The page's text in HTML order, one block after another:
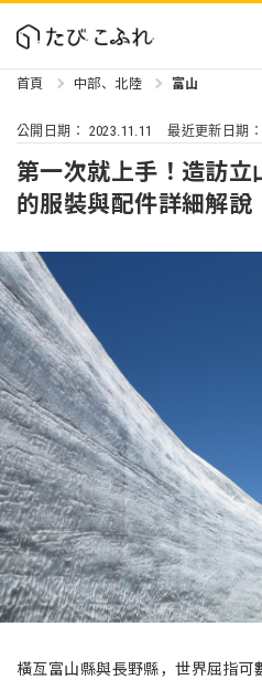
首頁 中部、北陸 富山
公開日期： 2023.11.11 最近更新日期：
第一次就上手！造訪
的服裝與配件詳細解說
橫亙富山縣與長野縣，世界屈指